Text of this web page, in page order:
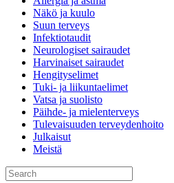
Näkö ja kuulo
Suun terveys
Infektiotaudit
Neurologiset sairaudet
Harvinaiset sairaudet
Hengityselimet
Tuki- ja liikuntaelimet
Vatsa ja suolisto
Päihde- ja mielenterveys
Tulevaisuuden terveydenhoito
Julkaisut
Meistä